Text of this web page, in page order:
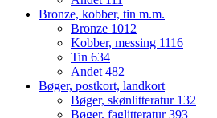
Bronze, kobber, tin m.m.
Bronze 1012
Kobber, messing 1116
Tin 634
Andet 482
Bøger, postkort, landkort
Bøger, skønlitteratur 132
Bøger, faglitteratur393